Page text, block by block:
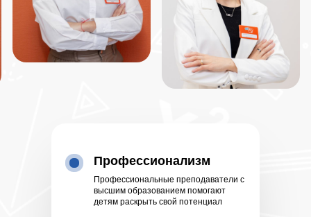
Профессиональные преподаватели с
высшим образованием помогают
детям раскрыть свой потенциал
Профессионализм